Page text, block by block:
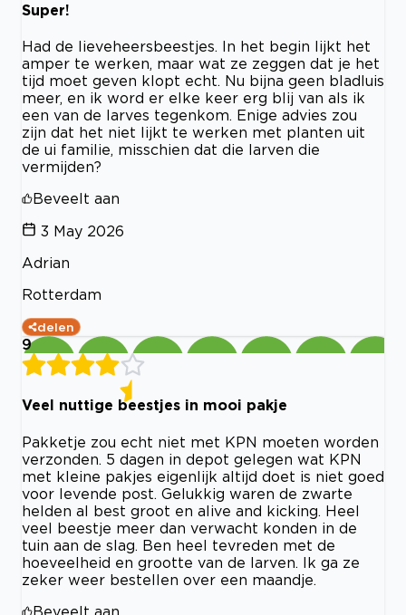
Super!
Had de lieveheersbeestjes. In het begin lijkt het
amper te werken, maar wat ze zeggen dat je het
tijd moet geven klopt echt. Nu bijna geen bladluis
meer, en ik word er elke keer erg blij van als ik
een van de larves tegenkom. Enige advies zou
zijn dat het niet lijkt te werken met planten uit
de ui familie, misschien dat die larven die
vermijden?
Beveelt aan
3 May 2026
Adrian
Rotterdam
delen
9
Veel nuttige beestjes in mooi pakje
Pakketje zou echt niet met KPN moeten worden
verzonden. 5 dagen in depot gelegen wat KPN
met kleine pakjes eigenlijk altijd doet is niet goed
voor levende post. Gelukkig waren de zwarte
helden al best groot en alive and kicking. Heel
veel beestje meer dan verwacht konden in de
tuin aan de slag. Ben heel tevreden met de
hoeveelheid en grootte van de larven. Ik ga ze
zeker weer bestellen over een maandje.
Beveelt aan